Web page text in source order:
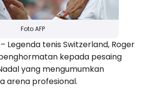
Foto AFP
– Legenda tenis Switzerland, Roger
kepada pesaing
yang mengumumkan
arena profesional.